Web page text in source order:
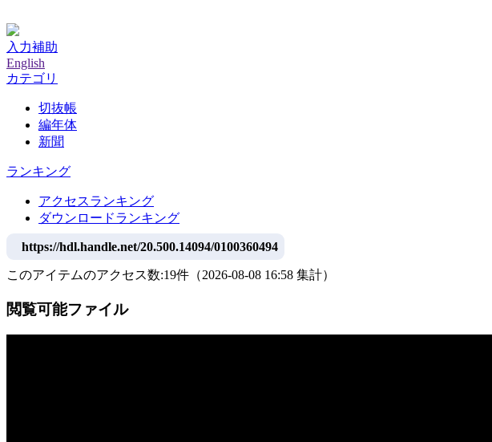
入力補助
English
カテゴリ
切抜帳
編年体
新聞
ランキング
アクセスランキング
ダウンロードランキング
https://hdl.handle.net/20.500.14094/0100360494
このアイテムのアクセス数:19件 （2026-08-08 16:58 集計）
閲覧可能ファイル